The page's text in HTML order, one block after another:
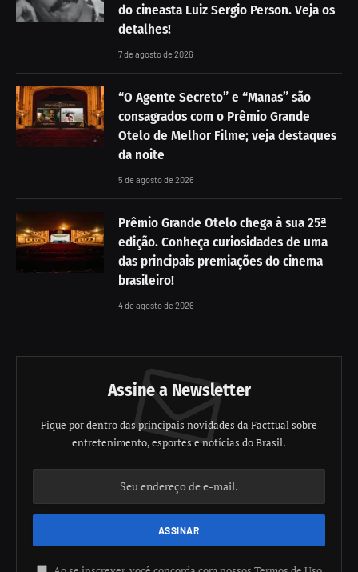
do cineasta Luiz Sergio Person. Veja os
detalhes!
7 de agosto de 2026
“O Agente Secreto” e “Manas” são
consagrados com o Prêmio Grande
Otelo de Melhor Filme; veja destaques
da noite
5 de agosto de 2026
Prêmio Grande Otelo chega à sua 25ª
edição. Conheça curiosidades de uma
das principais premiações do cinema
brasileiro!
4 de agosto de 2026
Assine a Newsletter
Fique por dentro das principais novidades da Facttual sobre
entretenimento, esportes e notícias do Brasil.